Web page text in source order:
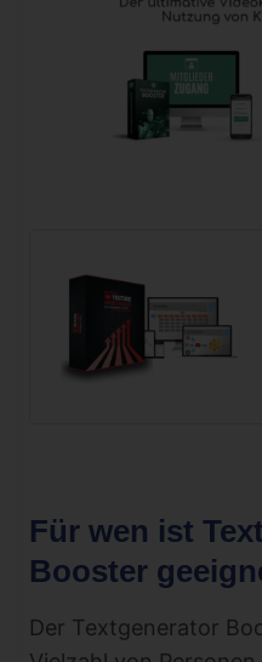
Für wen ist
Booster
Der Textgenerator